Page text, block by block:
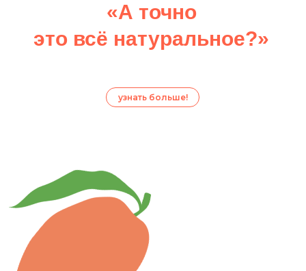
«А точно
это всё натуральное?»
узнать больше!